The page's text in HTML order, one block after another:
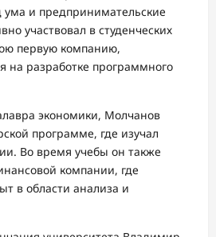
ума и предпринимательские
участвовал в студенческих
первую компанию,
на разработке программного
экономики, Молчанов
программе, где изучал
Во время учебы он также
компании, где
в области анализа и